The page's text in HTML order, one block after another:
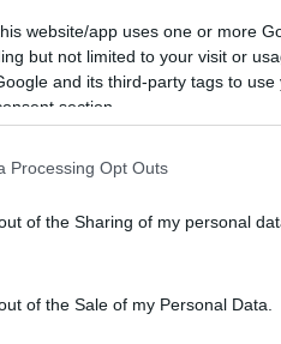
website/app uses one or more
but not limited to your visit or
and its third-party tags to
section.
Processing Opt Outs
of the Sharing of my personal
of the Sale of my Personal Data.